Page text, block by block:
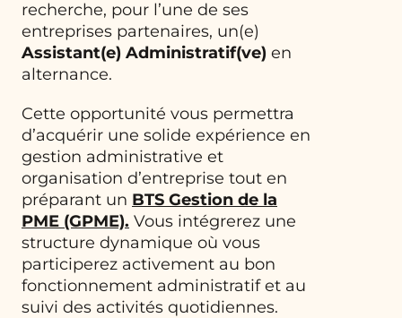
recherche, pour l’une de ses
entreprises partenaires, un(e)
Assistant(e) Administratif(ve) en
alternance.
Cette opportunité vous permettra
d’acquérir une solide expérience en
gestion administrative et
organisation d’entreprise tout en
préparant un BTS Gestion de la
PME (GPME). Vous intégrerez une
structure dynamique où vous
participerez activement au bon
fonctionnement administratif et au
suivi des activités quotidiennes.